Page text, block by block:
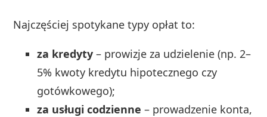
Najczęściej spotykane typy opłat to:
za kredyty – prowizje za udzielenie (np. 2–
5% kwoty kredytu hipotecznego czy
gotówkowego);
za usługi codzienne – prowadzenie konta,